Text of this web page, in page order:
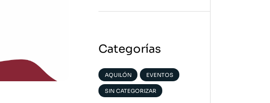
Categorías
AQUILÓN EVENTOS
SIN CATEGORIZAR